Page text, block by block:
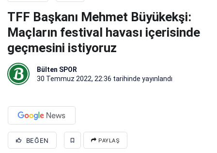
TFF Başkanı Mehmet Büyükekşi:
Maçların festival havası içerisinde
geçmesini istiyoruz
Bülten SPOR
30 Temmuz 2022, 22:36 tarihinde yayınlandı
BEĞEN PAYLAŞ